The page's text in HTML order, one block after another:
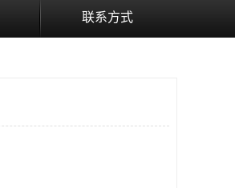
联系方式